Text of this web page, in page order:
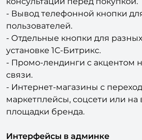
- Быстрый переход в
консультации перед покупкой.
- Вывод телефонной кнопки
пользователей.
- Отдельные кнопки для разных
установке 1С-Битрикс.
- Промо-лендинги с акцентом
связи.
- Интернет-магазины с
маркетплейсы, соцсети или на